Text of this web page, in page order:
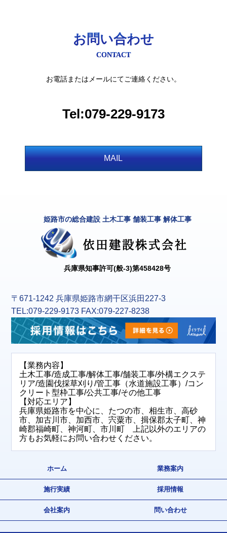
お問い合わせ
CONTACT
お電話またはメールにてご連絡ください。
Tel:079-229-9173
MAIL
姫路市の総合建設 土木工事 舗装工事 解体工事
兵庫県知事許可(般-3)第458428号
〒671-1242 兵庫県姫路市網干区浜田227-3
TEL:079-229-9173 FAX:079-227-8238
【業務内容】
土木工事/造成工事/解体工事/舗装工事/外構エクステ
リア/造園伐採草刈り/管工事（水道施設工事）/コン
クリート型枠工事/公共工事/その他工事
【対応エリア】
兵庫県姫路市を中心に、たつの市、相生市、高砂
市、加古川市、加西市、宍粟市、揖保郡太子町、神
崎郡福崎町、神河町、市川町 上記以外のエリアの
方もお気軽にお問い合わせください。
ホーム 業務案内
施行実績 採用情報
会社案内 問い合わせ